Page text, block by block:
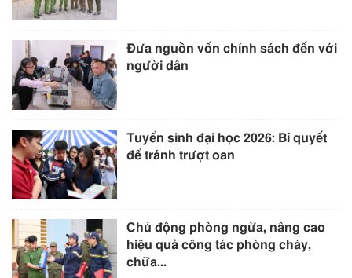
Đưa nguồn vốn chính sách đến với
người dân
Tuyển sinh đại học 2026: Bí quyết
để tránh trượt oan
Chủ động phòng ngừa, nâng cao
hiệu quả công tác phòng cháy,
chữa...